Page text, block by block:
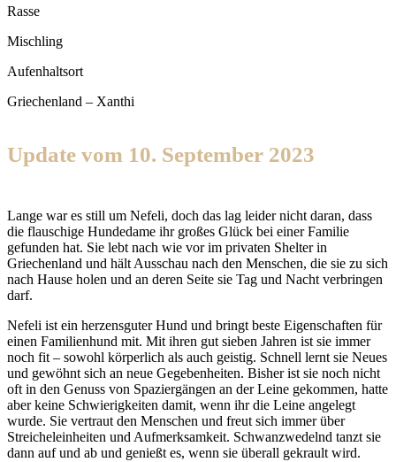
Rasse
Mischling
Aufenhaltsort
Griechenland – Xanthi
Update vom 10. September 2023
Lange war es still um Nefeli, doch das lag leider nicht daran, dass
die flauschige Hundedame ihr großes Glück bei einer Familie
gefunden hat. Sie lebt nach wie vor im privaten Shelter in
Griechenland und hält Ausschau nach den Menschen, die sie zu sich
nach Hause holen und an deren Seite sie Tag und Nacht verbringen
darf.
Nefeli ist ein herzensguter Hund und bringt beste Eigenschaften für
einen Familienhund mit. Mit ihren gut sieben Jahren ist sie immer
noch fit – sowohl körperlich als auch geistig. Schnell lernt sie Neues
und gewöhnt sich an neue Gegebenheiten. Bisher ist sie noch nicht
oft in den Genuss von Spaziergängen an der Leine gekommen, hatte
aber keine Schwierigkeiten damit, wenn ihr die Leine angelegt
wurde. Sie vertraut den Menschen und freut sich immer über
Streicheleinheiten und Aufmerksamkeit. Schwanzwedelnd tanzt sie
dann auf und ab und genießt es, wenn sie überall gekrault wird.